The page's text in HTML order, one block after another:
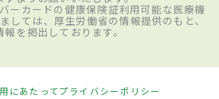
ーカードの健康保険証利用可能な医療機
しては、厚生労働省の情報提供のもと、
報を掲出しております。
にあたってプライバシーポリシー